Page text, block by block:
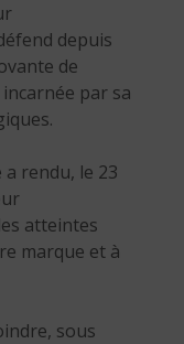
depuis
de
par sa
rendu, le 23
atteintes
marque et à
sous